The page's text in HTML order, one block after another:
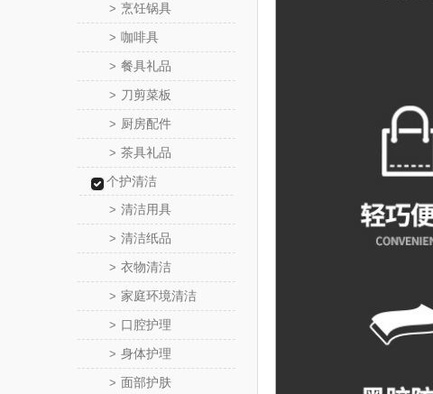
> 烹饪锅具
> 咖啡具
> 餐具礼品
> 刀剪菜板
> 厨房配件
> 茶具礼品
个护清洁
> 清洁用具
> 清洁纸品
> 衣物清洁
> 家庭环境清洁
> 口腔护理
> 身体护理
> 面部护肤